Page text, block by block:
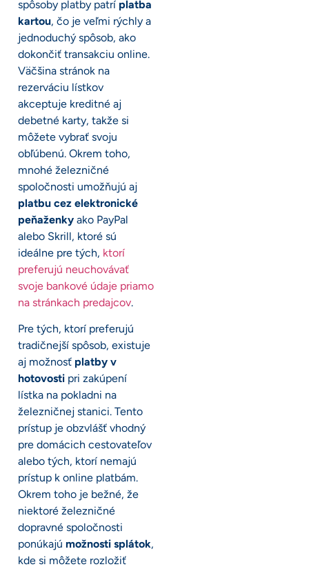
spôsoby platby patrí platba
kartou, čo je veľmi rýchly a
jednoduchý spôsob, ako
dokončiť transakciu online.
Väčšina stránok na
rezerváciu lístkov
akceptuje kreditné aj
debetné karty, takže si
môžete vybrať svoju
obľúbenú. Okrem toho,
mnohé železničné
spoločnosti umožňujú aj
platbu cez elektronické
peňaženky ako PayPal
alebo Skrill, ktoré sú
ideálne pre tých, ktorí
preferujú neuchovávať
svoje bankové údaje priamo
na stránkach predajcov.
Pre tých, ktorí preferujú
tradičnejší spôsob, existuje
aj možnosť platby v
hotovosti pri zakúpení
lístka na pokladni na
železničnej stanici. Tento
prístup je obzvlášť vhodný
pre domácich cestovateľov
alebo tých, ktorí nemajú
prístup k online platbám.
Okrem toho je bežné, že
niektoré železničné
dopravné spoločnosti
ponúkajú možnosti splátok,
kde si môžete rozložiť